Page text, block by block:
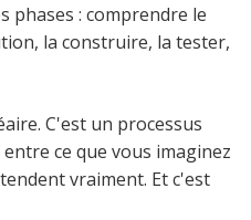
phases : comprendre le
la construire, la tester,
C'est un processus
ce que vous imaginez
vraiment. Et c'est